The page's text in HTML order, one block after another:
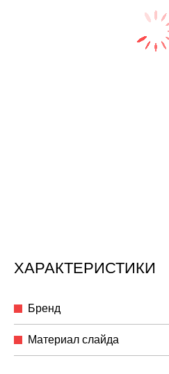
ХАРАКТЕРИСТИКИ
Бренд
Материал слайда